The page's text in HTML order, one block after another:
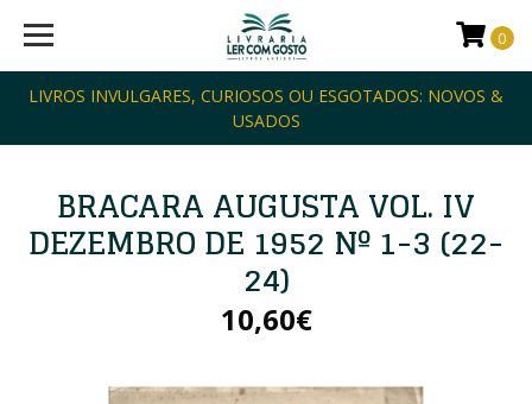
LIVROS INVULGARES, CURIOSOS OU ESGOTADOS: NOVOS &
USADOS
0
BRACARA AUGUSTA VOL. IV
DEZEMBRO DE 1952 Nº 1-3 (22-
24)
10,60€